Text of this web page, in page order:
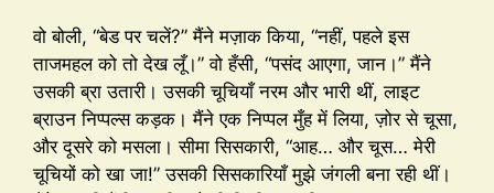
वो बोली, “बेड पर चलें?” मैंने मज़ाक किया, “नहीं, पहले इस
ताजमहल को तो देख लूँ।” वो हँसी, “पसंद आएगा, जान।” मैंने
उसकी ब्रा उतारी। उसकी चूचियाँ नरम और भारी थीं, लाइट
ब्राउन निप्पल्स कड़क। मैंने एक निप्पल मुँह में लिया, ज़ोर से चूसा,
और दूसरे को मसला। सीमा सिसकारी, “आह… और चूस… मेरी
चूचियों को खा जा!” उसकी सिसकारियाँ मुझे जंगली बना रही थीं।